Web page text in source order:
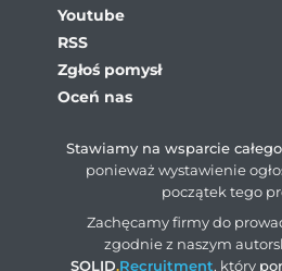
Youtube
RSS
Zgłoś pomysł
Oceń nas
Stawiamy na wsparcie
ponieważ wystawienie
początek tego
Zachęcamy firmy do
zgodnie z naszym
SOLID.Recruitment, który